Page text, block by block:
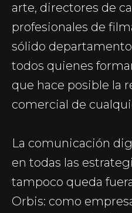
arte, directores de
profesionales de
sólido
todos quienes
que hace posible la
comercial de
La comunicación
en todas las
tampoco queda
Orbis: como